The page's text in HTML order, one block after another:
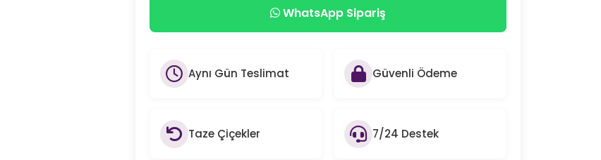
WhatsApp Sipariş
Aynı Gün Teslimat Güvenli Ödeme
Taze Çiçekler 7/24 Destek